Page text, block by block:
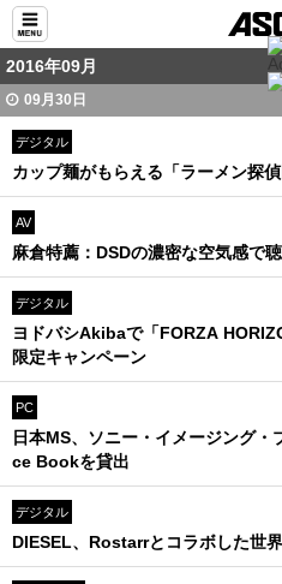
2016年09月
09月30日
デジタル
カップ麺がもらえる「ラーメン探
AV
麻倉特薦：DSDの濃密な空気感で
デジタル
ヨドバシAkibaで「FORZA
限定キャンペーン
PC
日本MS、ソニー・イメージング
ce Bookを貸出
デジタル
DIESEL、Rostarrとコラボした世